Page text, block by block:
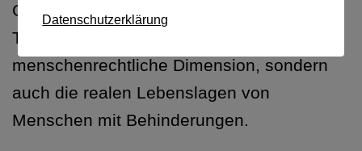
Datenschutzerklärung
Grundrechte wie Selbstbestimmung und
Teilhabe betrifft, ignorieren nicht nur die
menschenrechtliche Dimension, sondern
auch die realen Lebenslagen von
Menschen mit Behinderungen.